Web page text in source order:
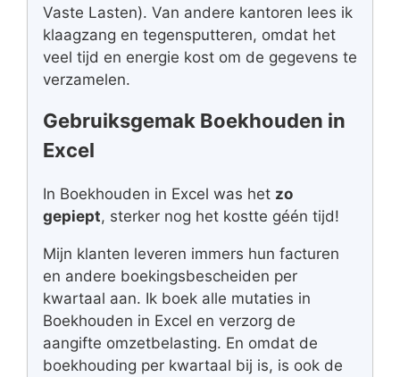
Vaste Lasten). Van andere kantoren lees ik
klaagzang en tegensputteren, omdat het
veel tijd en energie kost om de gegevens te
verzamelen.
Gebruiksgemak Boekhouden in
Excel
In Boekhouden in Excel was het zo
gepiept, sterker nog het kostte géén tijd!
Mijn klanten leveren immers hun facturen
en andere boekingsbescheiden per
kwartaal aan. Ik boek alle mutaties in
Boekhouden in Excel en verzorg de
aangifte omzetbelasting. En omdat de
boekhouding per kwartaal bij is, is ook de